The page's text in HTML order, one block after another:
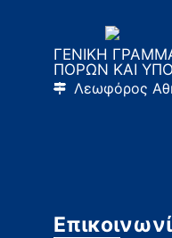
ΓΕΝΙΚΗ
ΠΟΡΩΝ ΚΑΙ
Λεωφόρος